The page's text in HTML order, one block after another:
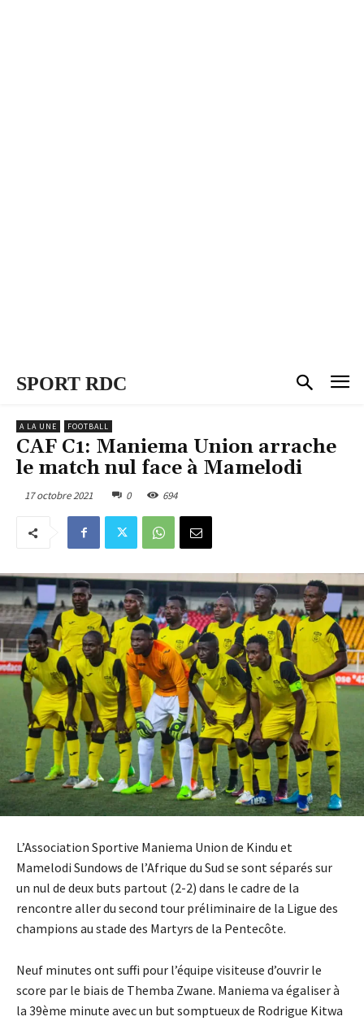
SPORT RDC
A LA UNE FOOTBALL
CAF C1: Maniema Union arrache
le match nul face à Mamelodi
17 octobre 2021 0 694
L’Association Sportive Maniema Union de Kindu et
Mamelodi Sundows de l’Afrique du Sud se sont séparés sur
un nul de deux buts partout (2-2) dans le cadre de la
rencontre aller du second tour préliminaire de la Ligue des
champions au stade des Martyrs de la Pentecôte.
Neuf minutes ont suffi pour l’équipe visiteuse d’ouvrir le
score par le biais de Themba Zwane. Maniema va égaliser à
la 39ème minute avec un but somptueux de Rodrigue Kitwa